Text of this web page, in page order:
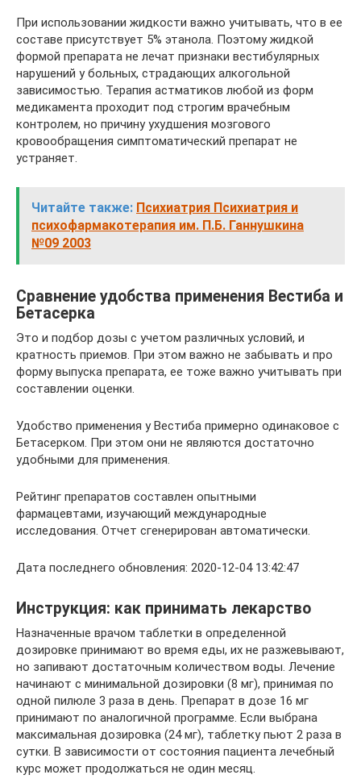
При использовании жидкости важно учитывать, что в ее
составе присутствует 5% этанола. Поэтому жидкой
формой препарата не лечат признаки вестибулярных
нарушений у больных, страдающих алкогольной
зависимостью. Терапия астматиков любой из форм
медикамента проходит под строгим врачебным
контролем, но причину ухудшения мозгового
кровообращения симптоматический препарат не
устраняет.
Читайте также: Психиатрия Психиатрия и
психофармакотерапия им. П.Б. Ганнушкина
№09 2003
Сравнение удобства применения Вестиба и
Бетасерка
Это и подбор дозы с учетом различных условий, и
кратность приемов. При этом важно не забывать и про
форму выпуска препарата, ее тоже важно учитывать при
составлении оценки.
Удобство применения у Вестиба примерно одинаковое с
Бетасерком. При этом они не являются достаточно
удобными для применения.
Рейтинг препаратов составлен опытными
фармацевтами, изучающий международные
исследования. Отчет сгенерирован автоматически.
Дата последнего обновления: 2020-12-04 13:42:47
Инструкция: как принимать лекарство
Назначенные врачом таблетки в определенной
дозировке принимают во время еды, их не разжевывают,
но запивают достаточным количеством воды. Лечение
начинают с минимальной дозировки (8 мг), принимая по
одной пилюле 3 раза в день. Препарат в дозе 16 мг
принимают по аналогичной программе. Если выбрана
максимальная дозировка (24 мг), таблетку пьют 2 раза в
сутки. В зависимости от состояния пациента лечебный
курс может продолжаться не один месяц.